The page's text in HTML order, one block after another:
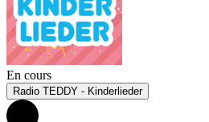
En cours
Radio TEDDY - Kinderlieder